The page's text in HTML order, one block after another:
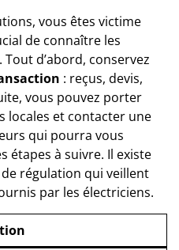
vous êtes victime
de connaître les
d’abord, conservez
: reçus, devis,
vous pouvez porter
locales et contacter une
qui pourra vous
étapes à suivre. Il existe
régulation qui veillent
par les électriciens.